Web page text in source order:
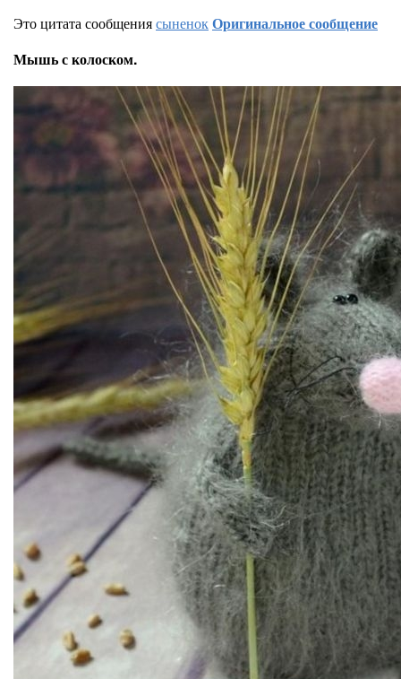
Это цитата сообщениясыненокОригинальное сообщение
Мышь с колоском.